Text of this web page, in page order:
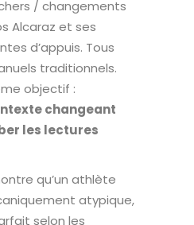
/ changements
Alcaraz et ses
d’appuis. Tous
traditionnels.
objectif :
changeant
les lectures
qu’un athlète
atypique,
selon les